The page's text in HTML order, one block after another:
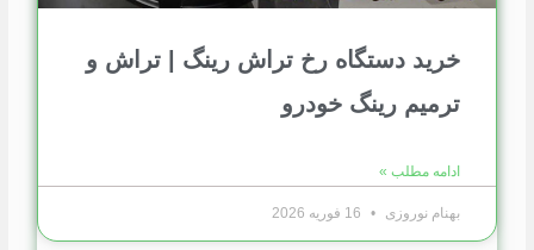
خرید دستگاه رخ تراش رینگ | تراش و
ترمیم رینگ خودرو
ادامه مطلب »
بهنام نوروزی